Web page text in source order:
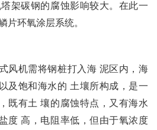
架碳钢的腐蚀影响较大。在此一
片环氧涂层系统。
风机需将钢桩打入海 泥区内，海
及饱和海水的 土壤所构成，是一
既有土 壤的腐蚀特点，又有海水
度 高，电阻率低，但由于氧浓度